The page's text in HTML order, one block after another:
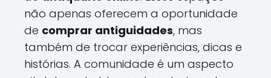
não apenas oferecem a oportunidade
de comprar antiguidades, mas
também de trocar experiências, dicas e
histórias. A comunidade é um aspecto